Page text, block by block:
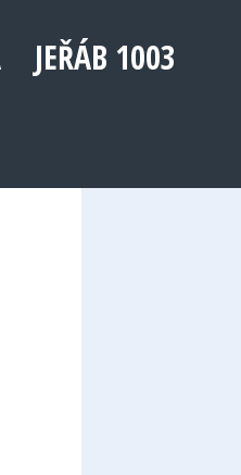
JEŘÁB 1003